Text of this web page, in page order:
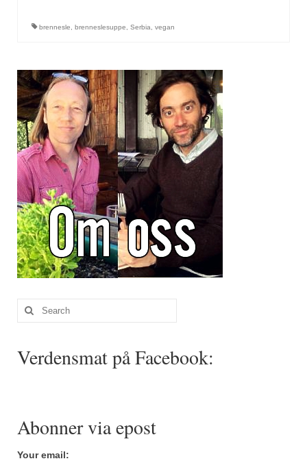
Bouquet garni
Cajunkrydder, mildt
Cajunkrydder, sterkt
Estragon
Guindillas
Herbes de Provence
Kjørvel
Krøderens husmannsmiks
Massalé seychellois
Mirepoix
Norsk fjordkrydder
Paprikapulver, edelsøtt
brennesle brenneslesuppe Serbia vegan
Search
for:
Verdensmat på Facebook:
Abonner via epost
Your email: